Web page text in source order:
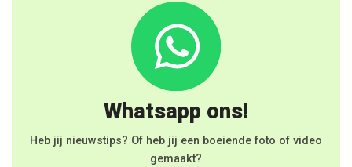
Whatsapp ons!
Heb jij nieuwstips? Of heb jij een boeiende foto of video
gemaakt?